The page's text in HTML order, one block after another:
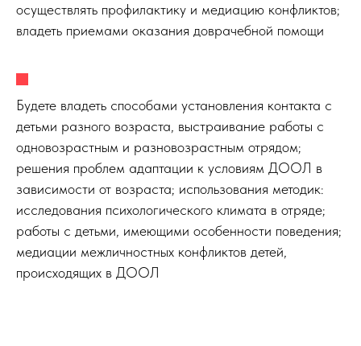
осуществлять профилактику и медиацию конфликтов;
владеть приемами оказания доврачебной помощи
Будете владеть способами установления контакта с
детьми разного возраста, выстраивание работы с
одновозрастным и разновозрастным отрядом;
решения проблем адаптации к условиям ДООЛ в
зависимости от возраста; использования методик:
исследования психологического климата в отряде;
работы с детьми, имеющими особенности поведения;
медиации межличностных конфликтов детей,
происходящих в ДООЛ